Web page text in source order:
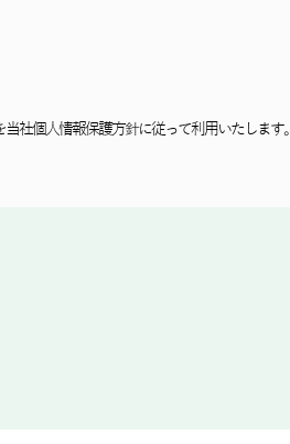
社個⼈情報保護⽅針に従って利⽤いたします。